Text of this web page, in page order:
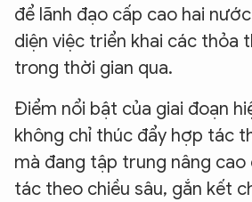
để lãnh đạo cấp cao hai
diện việc triển khai các thỏa
trong thời gian qua.
Điểm nổi bật của giai đoạn
không chỉ thúc đẩy hợp tác
mà đang tập trung nâng
tác theo chiều sâu, gắn kết